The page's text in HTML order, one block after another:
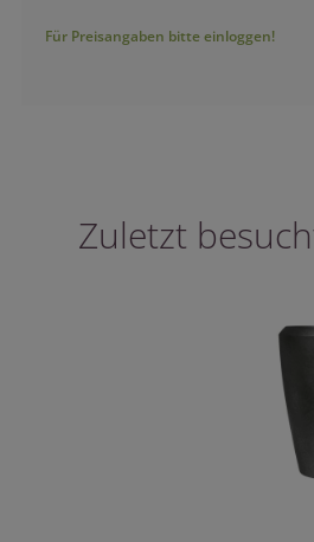
Für Preisangaben bitte einloggen!
Zuletzt